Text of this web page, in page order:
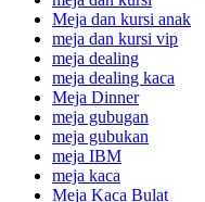
Meja dan kursi anak
meja dan kursi vip
meja dealing
meja dealing kaca
Meja Dinner
meja gubugan
meja gubukan
meja IBM
meja kaca
Meja Kaca Bulat